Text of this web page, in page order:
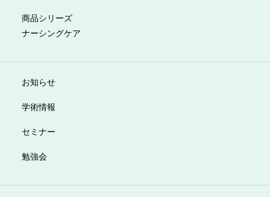
商品シリーズ
ナーシングケア
お知らせ
学術情報
セミナー
勉強会